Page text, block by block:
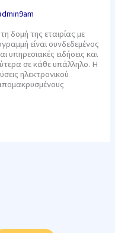
δομή της εταιρίας με
είναι συνδεδεμένος
υπηρεσιακές ειδήσεις και
σε κάθε υπάλληλο. Η
ηλεκτρονικού